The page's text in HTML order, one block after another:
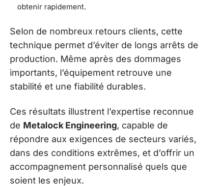
obtenir rapidement.
Selon de nombreux retours clients, cette
technique permet d’éviter de longs arrêts de
production. Même après des dommages
importants, l’équipement retrouve une
stabilité et une fiabilité durables.
Ces résultats illustrent l’expertise reconnue
de Metalock Engineering, capable de
répondre aux exigences de secteurs variés,
dans des conditions extrêmes, et d’offrir un
accompagnement personnalisé quels que
soient les enjeux.